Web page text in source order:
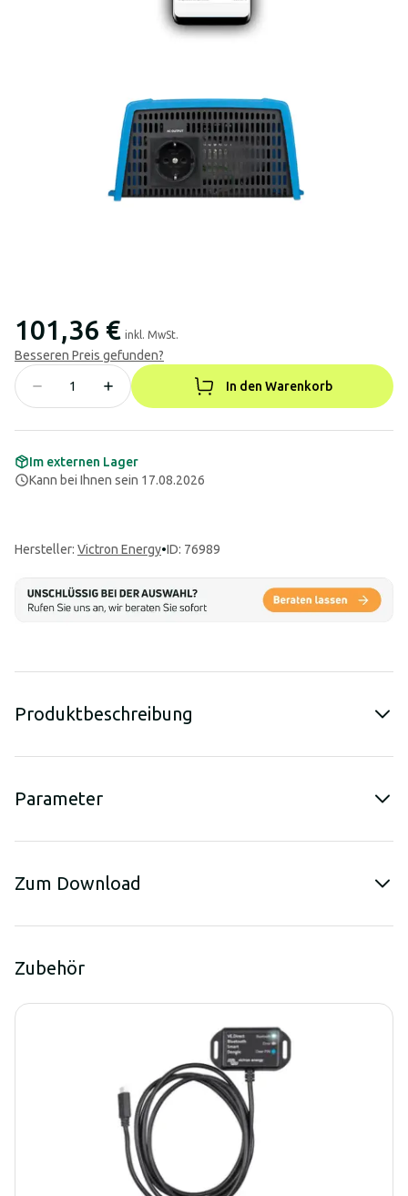
101,36 € inkl. MwSt.
Besseren Preis gefunden?
In den Warenkorb
Im externen Lager
Kann bei Ihnen sein 17.08.2026
Hersteller: Victron Energy•ID: 76989
Produktbeschreibung
Parameter
Zum Download
Zubehör